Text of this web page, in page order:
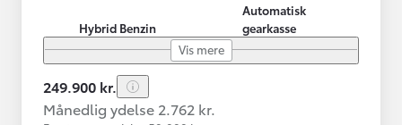
Hybrid Benzin
Automatisk
gearkasse
Vis mere
249.900 kr.
Månedlig ydelse 2.762 kr.